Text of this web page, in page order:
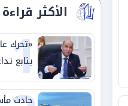
الأكثر قراءة
1
«تحرك
يتابع
طريق
حادث